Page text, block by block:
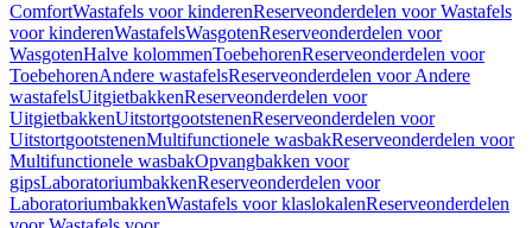
ComfortWastafels voor kinderenReserveonderdelen voor Wastafels
voor kinderenWastafelsWasgotenReserveonderdelen voor
WasgotenHalve kolommenToebehorenReserveonderdelen voor
ToebehorenAndere wastafelsReserveonderdelen voor Andere
wastafelsUitgietbakkenReserveonderdelen voor
UitgietbakkenUitstortgootstenenReserveonderdelen voor
UitstortgootstenenMultifunctionele wasbakReserveonderdelen voor
Multifunctionele wasbakOpvangbakken voor
gipsLaboratoriumbakkenReserveonderdelen voor
LaboratoriumbakkenWastafels voor klaslokalenReserveonderdelen